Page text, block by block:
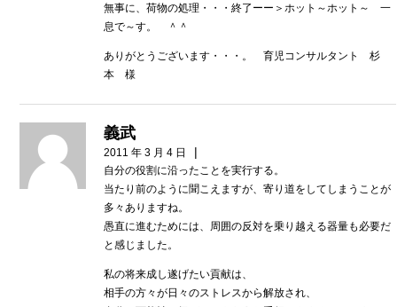
無事に、荷物の処理・・・終了ーー＞ホット～ホット～ 一
息で～す。 ＾＾
ありがとうございます・・・。 育児コンサルタント 杉
本 様
義武
2011 年 3 月 4 日 |
自分の役割に沿ったことを実行する。
当たり前のように聞こえますが、寄り道をしてしまうことが
多々ありますね。
愚直に進むためには、周囲の反対を乗り越える器量も必要だ
と感じました。
私の将来成し遂げたい貢献は、
相手の方々が日々のストレスから解放され、